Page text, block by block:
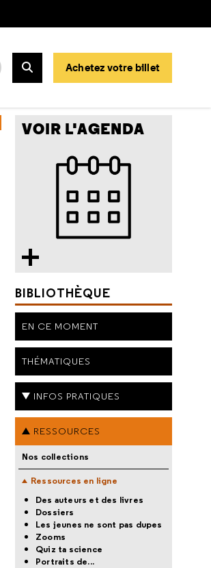
Rechercher
Achetez votre billet
VOIR L'AGENDA
BIBLIOTHÈQUE
EN CE MOMENT
THÉMATIQUES
INFOS PRATIQUES
RESSOURCES
Nos collections
Ressources en ligne
Des auteurs et des livres
Dossiers
Les jeunes ne sont pas dupes
Zooms
Quiz ta science
Portraits de...